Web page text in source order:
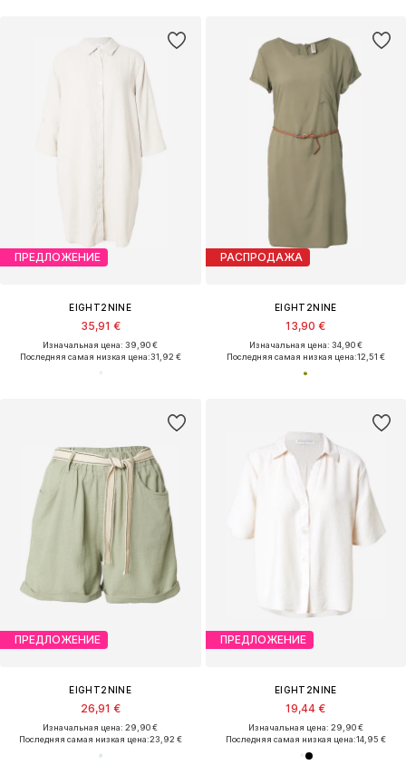
ПРЕДЛОЖЕНИЕ
EIGHT2NINE
35,91 €
Изначальная цена: 39,90 €
Последняя самая низкая цена:31,92 €
РАСПРОДАЖА
EIGHT2NINE
13,90 €
Изначальная цена: 34,90 €
Последняя самая низкая цена:12,51 €
ПРЕДЛОЖЕНИЕ
EIGHT2NINE
26,91 €
Изначальная цена: 29,90 €
Последняя самая низкая цена:23,92 €
ПРЕДЛОЖЕНИЕ
EIGHT2NINE
19,44 €
Изначальная цена: 29,90 €
Последняя самая низкая цена:14,95 €